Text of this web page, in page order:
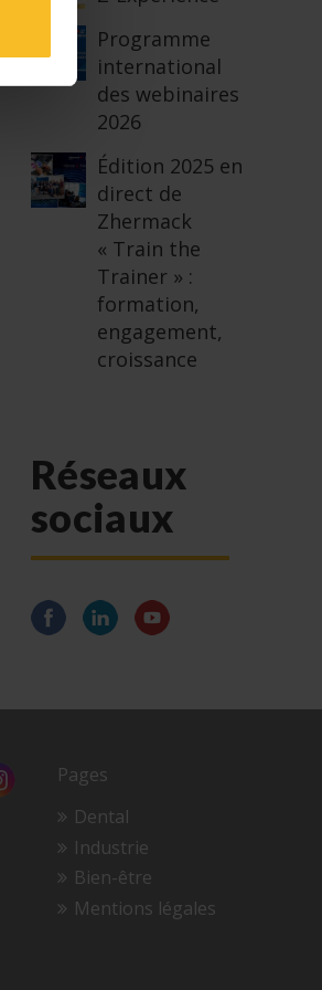
Programme
international
des webinaires
2026
Édition 2025 en
direct de
Zhermack
« Train the
Trainer » :
formation,
engagement,
croissance
Réseaux
sociaux
Pages
Dental
Industrie
Bien-être
Mentions légales